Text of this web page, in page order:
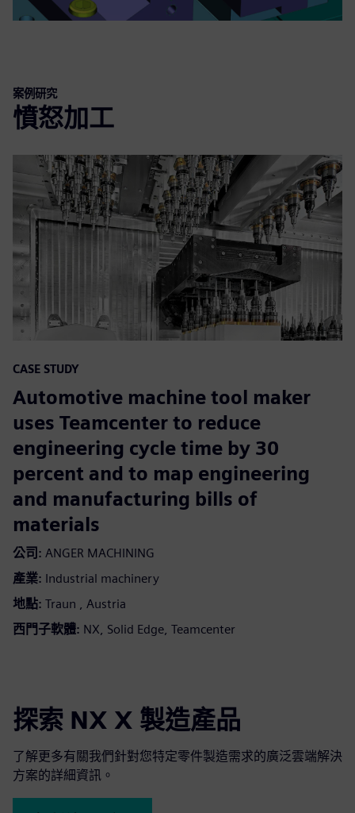
案例研究
憤怒加工
CASE STUDY
Automotive machine tool maker
uses Teamcenter to reduce
engineering cycle time by 30
percent and to map engineering
and manufacturing bills of
materials
公司: ANGER MACHINING
產業: Industrial machinery
地點: Traun , Austria
西門子軟體: NX, Solid Edge, Teamcenter
探索 NX X 製造產品
了解更多有關我們針對您特定零件製造需求的廣泛雲端解決
方案的詳細資訊。